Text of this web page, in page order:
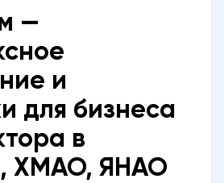
—
и
для бизнеса
в
ХМАО, ЯНАО